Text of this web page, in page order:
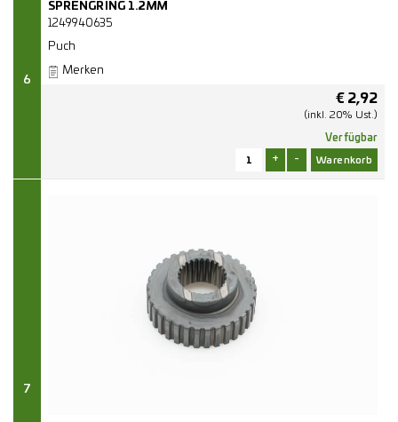
6
SPRENGRING 1.2MM
1249940635
Puch
Merken
€ 2,92
(inkl. 20% Ust.)
Verfügbar
+ -
7